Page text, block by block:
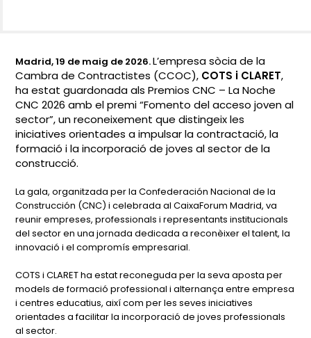
Madrid, 19 de maig de 2026.L’empresa sòcia de la
Cambra de Contractistes (CCOC), COTS i CLARET,
ha estat guardonada als Premios CNC – La Noche
CNC 2026 amb el premi“Fomento del acceso joven al
sector”, un reconeixement que distingeix les
iniciatives orientades a impulsar la contractació, la
formació i la incorporació de joves al sector de la
construcció.
La gala, organitzada per la Confederación Nacional de la
Construcción (CNC) i celebrada al CaixaForum Madrid, va
reunir empreses, professionals i representants institucionals
del sector en una jornada dedicada a reconèixer el talent, la
innovació i el compromís empresarial.
COTS i CLARET ha estat reconeguda per la seva aposta per
models de formació professional i alternança entre empresa
i centres educatius, així com per les seves iniciatives
orientades a facilitar la incorporació de joves professionals
al sector.